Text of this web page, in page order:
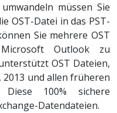
müssen Sie
OST-Datei in das PST-
Sie mehrere OST
Outlook zu
OST Dateien,
2013 und allen früheren
100% sichere
Datendateien.